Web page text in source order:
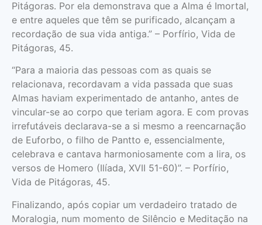
Pitágoras. Por ela demonstrava que a Alma é Imortal,
e entre aqueles que têm se purificado, alcançam a
recordação de sua vida antiga.” – Porfírio, Vida de
Pitágoras, 45.
“Para a maioria das pessoas com as quais se
relacionava, recordavam a vida passada que suas
Almas haviam experimentado de antanho, antes de
vincular-se ao corpo que teriam agora. E com provas
irrefutáveis declarava-se a si mesmo a reen­carnação
de Euforbo, o filho de Pantto e, essencial­mente,
celebrava e cantava harmoniosa­mente com a lira, os
versos de Homero (Ilíada, XVII 51-60)”. – Porfírio,
Vida de Pitágoras, 45.
Finalizando, após copiar um verdadeiro tratado de
Moralogia, num momento de Silêncio e Meditação na